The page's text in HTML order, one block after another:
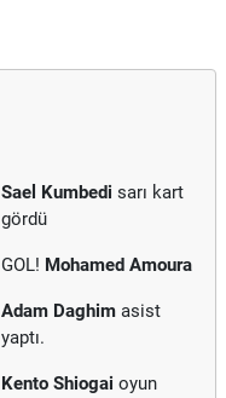
Sael Kumbedi sarı kart
gördü
GOL! Mohamed Amoura
Adam Daghim asist
yaptı.
Kento Shiogai oyun